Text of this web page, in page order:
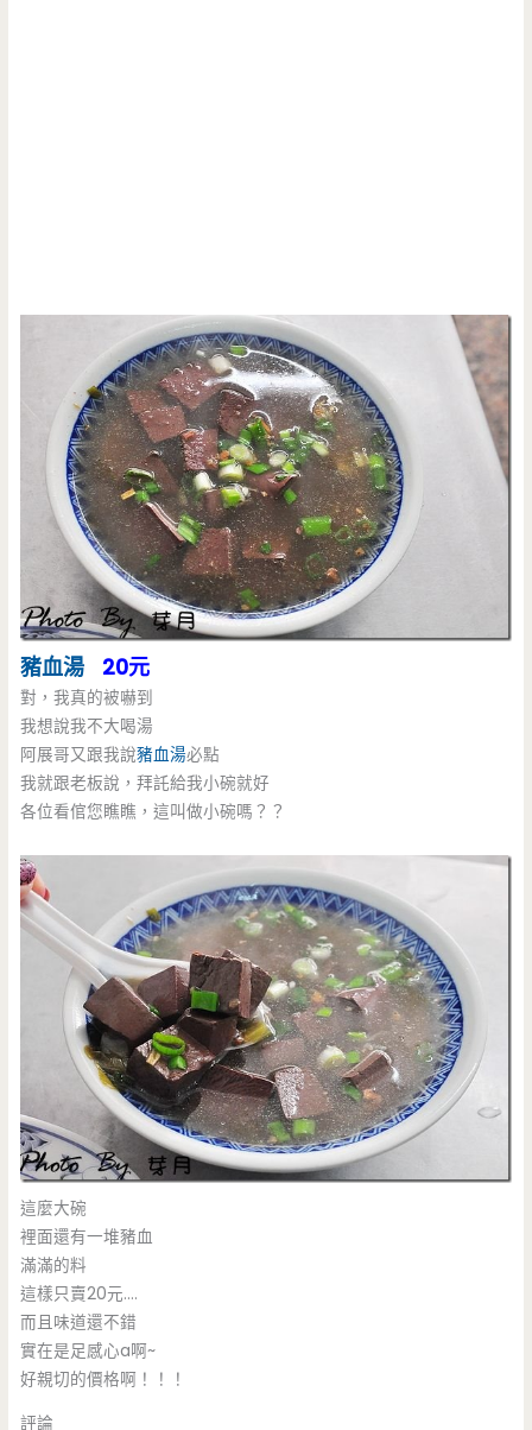
豬血湯 20元
對，我真的被嚇到
我想說我不大喝湯
阿展哥又跟我說豬血湯必點
我就跟老板說，拜託給我小碗就好
各位看倌您瞧瞧，這叫做小碗嗎？？
這麼大碗
裡面還有一堆豬血
滿滿的料
這樣只賣20元….
而且味道還不錯
實在是足感心a啊~
好親切的價格啊！！！
評論